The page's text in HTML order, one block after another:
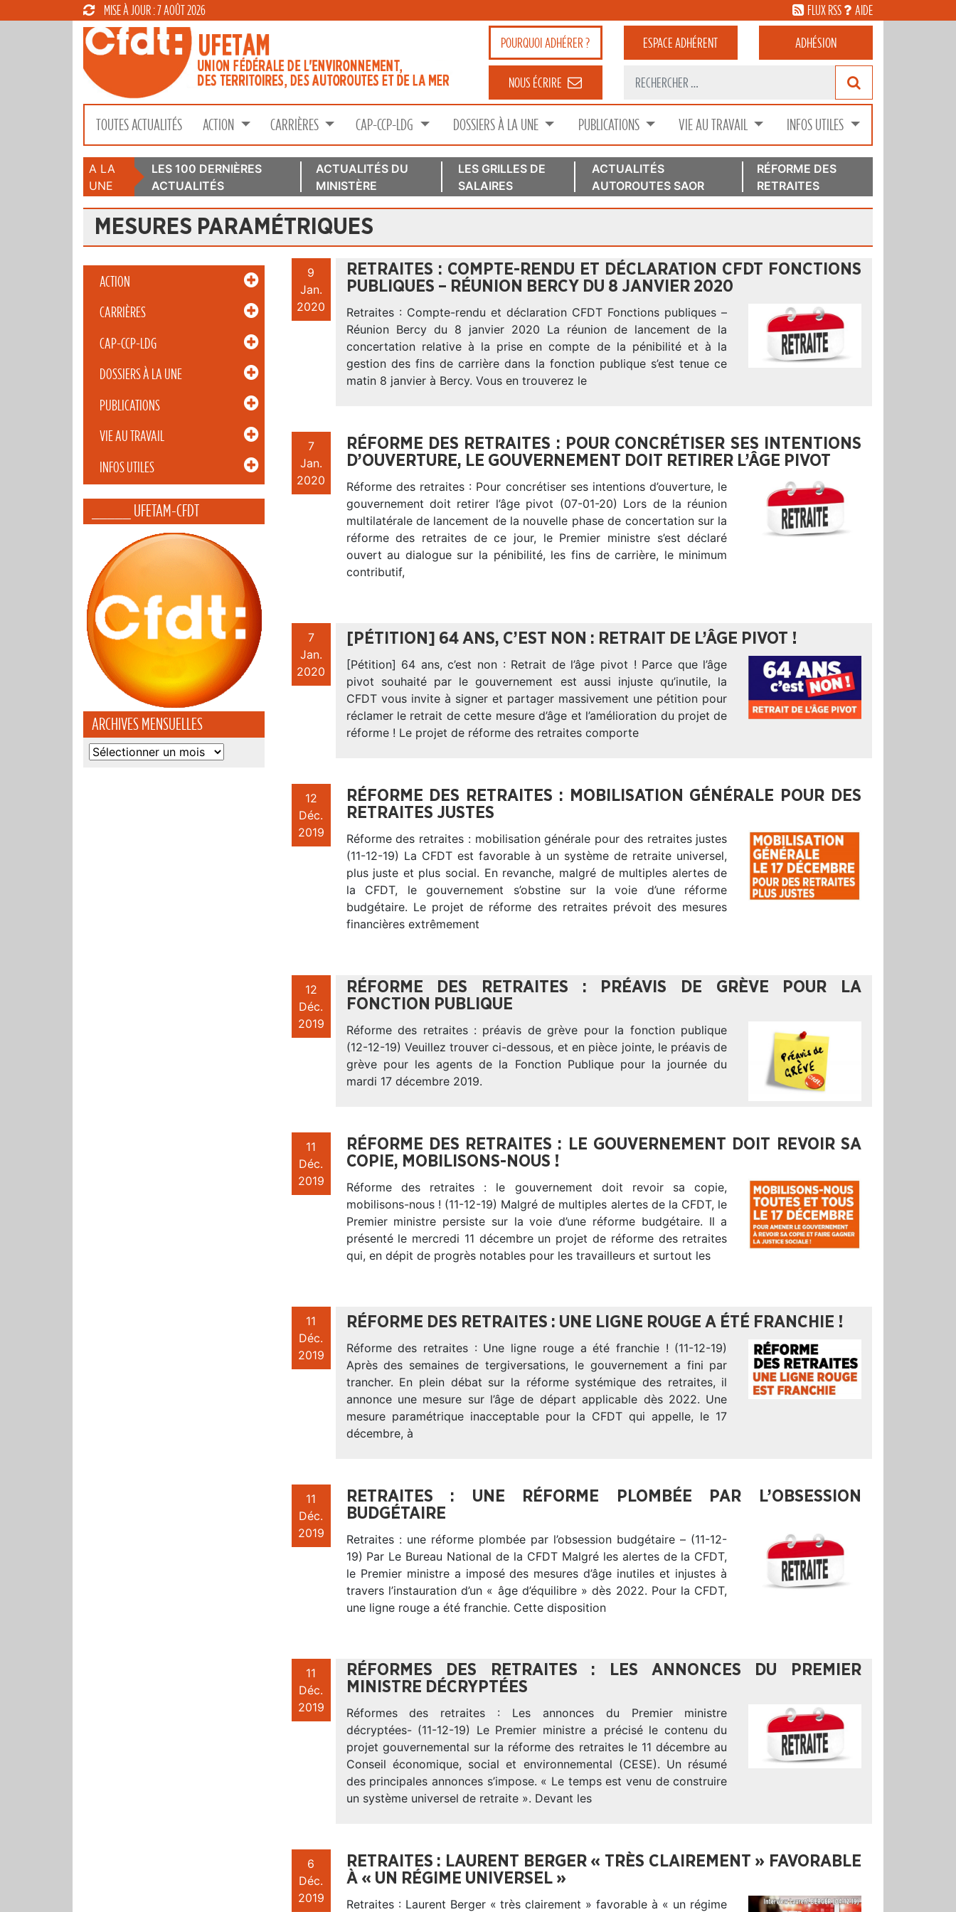
MISE À JOUR : 7 AOÛT 2026 FLUX RSS AIDE
POURQUOIADHÉRER ? ESPACEADHÉRENT ADHÉSION
NOUS ÉCRIRE
TOUTES ACTUALITÉS ACTION CARRIÈRES CAP-CCP-LDG DOSSIERS À LA UNE PUBLICATIONS VIE AU TRAVAIL INFOS UTILES
A LA
UNE
LES 100 DERNIÈRES
ACTUALITÉS
ACTUALITÉS DU
MINISTÈRE
LES GRILLES DE
SALAIRES
ACTUALITÉS
AUTOROUTES SAOR
RÉFORME DES
RETRAITES
MESURES PARAMÉTRIQUES
ACTION
CARRIÈRES
CAP-CCP-LDG
DOSSIERS À LA UNE
PUBLICATIONS
VIE AU TRAVAIL
INFOS UTILES
_____ UFETAM-CFDT
ARCHIVES MENSUELLES
Archives
9
Jan.
2020
RETRAITES : COMPTE-RENDU ET DÉCLARATION CFDT FONCTIONS
PUBLIQUES – RÉUNION BERCY DU 8 JANVIER 2020
Retraites : Compte-rendu et déclaration CFDT Fonctions publiques –
Réunion Bercy du 8 janvier 2020 La réunion de lancement de la
concertation relative à la prise en compte de la pénibilité et à la
gestion des fins de carrière dans la fonction publique s’est tenue ce
matin 8 janvier à Bercy. Vous en trouverez le
7
Jan.
2020
RÉFORME DES RETRAITES : POUR CONCRÉTISER SES INTENTIONS
D’OUVERTURE, LE GOUVERNEMENT DOIT RETIRER L’ÂGE PIVOT
Réforme des retraites : Pour concrétiser ses intentions d’ouverture, le
gouvernement doit retirer l’âge pivot (07-01-20) Lors de la réunion
multilatérale de lancement de la nouvelle phase de concertation sur la
réforme des retraites de ce jour, le Premier ministre s’est déclaré
ouvert au dialogue sur la pénibilité, les fins de carrière, le minimum
contributif,
7
Jan.
2020
[PÉTITION] 64 ANS, C’EST NON : RETRAIT DE L’ÂGE PIVOT !
[Pétition] 64 ans, c’est non : Retrait de l’âge pivot ! Parce que l’âge
pivot souhaité par le gouvernement est aussi injuste qu’inutile, la
CFDT vous invite à signer et partager massivement une pétition pour
réclamer le retrait de cette mesure d’âge et l’amélioration du projet de
réforme ! Le projet de réforme des retraites comporte
12
Déc.
2019
RÉFORME DES RETRAITES : MOBILISATION GÉNÉRALE POUR DES
RETRAITES JUSTES
Réforme des retraites : mobilisation générale pour des retraites justes
(11-12-19) La CFDT est favorable à un système de retraite universel,
plus juste et plus social. En revanche, malgré de multiples alertes de
la CFDT, le gouvernement s’obstine sur la voie d’une réforme
budgétaire. Le projet de réforme des retraites prévoit des mesures
financières extrêmement
12
Déc.
2019
RÉFORME DES RETRAITES : PRÉAVIS DE GRÈVE POUR LA
FONCTION PUBLIQUE
Réforme des retraites : préavis de grève pour la fonction publique
(12-12-19) Veuillez trouver ci-dessous, et en pièce jointe, le préavis de
grève pour les agents de la Fonction Publique pour la journée du
mardi 17 décembre 2019.
11
Déc.
2019
RÉFORME DES RETRAITES : LE GOUVERNEMENT DOIT REVOIR SA
COPIE, MOBILISONS-NOUS !
Réforme des retraites : le gouvernement doit revoir sa copie,
mobilisons-nous ! (11-12-19) Malgré de multiples alertes de la CFDT, le
Premier ministre persiste sur la voie d’une réforme budgétaire. Il a
présenté le mercredi 11 décembre un projet de réforme des retraites
qui, en dépit de progrès notables pour les travailleurs et surtout les
11
Déc.
2019
RÉFORME DES RETRAITES : UNE LIGNE ROUGE A ÉTÉ FRANCHIE !
Réforme des retraites : Une ligne rouge a été franchie ! (11-12-19)
Après des semaines de tergiversations, le gouvernement a fini par
trancher. En plein débat sur la réforme systémique des retraites, il
annonce une mesure sur l’âge de départ applicable dès 2022. Une
mesure paramétrique inacceptable pour la CFDT qui appelle, le 17
décembre, à
11
Déc.
2019
RETRAITES : UNE RÉFORME PLOMBÉE PAR L’OBSESSION
BUDGÉTAIRE
Retraites : une réforme plombée par l’obsession budgétaire – (11-12-
19) Par Le Bureau National de la CFDT Malgré les alertes de la CFDT,
le Premier ministre a imposé des mesures d’âge inutiles et injustes à
travers l’instauration d’un « âge d’équilibre » dès 2022. Pour la CFDT,
une ligne rouge a été franchie. Cette disposition
11
Déc.
2019
RÉFORMES DES RETRAITES : LES ANNONCES DU PREMIER
MINISTRE DÉCRYPTÉES
Réformes des retraites : Les annonces du Premier ministre
décryptées- (11-12-19) Le Premier ministre a précisé le contenu du
projet gouvernemental sur la réforme des retraites le 11 décembre au
Conseil économique, social et environnemental (CESE). Un résumé
des principales annonces s’impose. « Le temps est venu de construire
un système universel de retraite ». Devant les
6
Déc.
2019
RETRAITES : LAURENT BERGER « TRÈS CLAIREMENT » FAVORABLE
À « UN RÉGIME UNIVERSEL »
Retraites : Laurent Berger « très clairement » favorable à « un régime